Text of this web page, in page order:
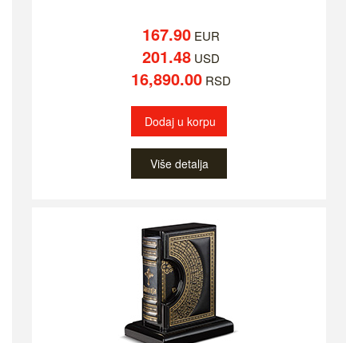
167.90 EUR
201.48 USD
16,890.00 RSD
Dodaj u korpu
Više detalja